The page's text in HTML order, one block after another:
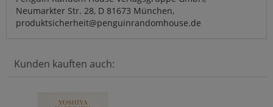
Neumarkter Str. 28, D 81673 München,
produktsicherheit@penguinrandomhouse.de
Kunden kauften auch: